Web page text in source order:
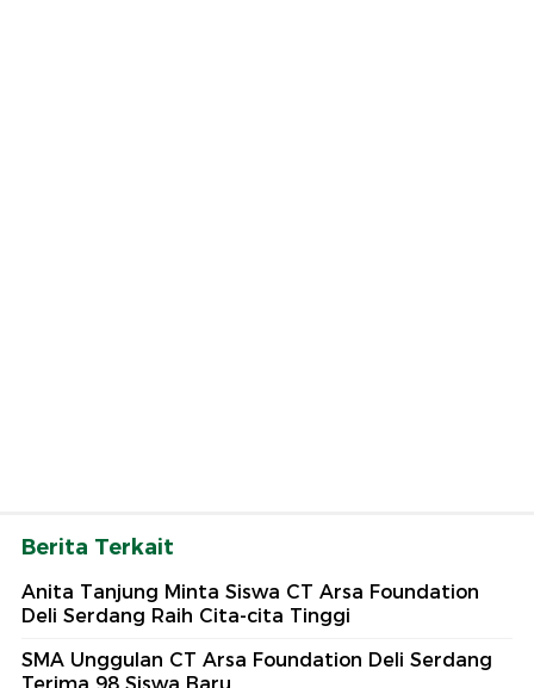
Berita Terkait
Anita Tanjung Minta Siswa CT Arsa Foundation
Deli Serdang Raih Cita-cita Tinggi
SMA Unggulan CT Arsa Foundation Deli Serdang